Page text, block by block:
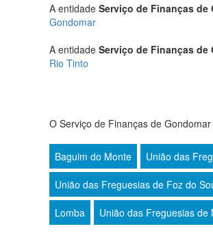
A entidade Serviço de Finanças de
Gondomar
A entidade Serviço de Finanças de
Rio Tinto
O Serviço de Finanças de
Baguim do Monte União das
União das Freguesias de Foz do
Lomba União das Freguesias de